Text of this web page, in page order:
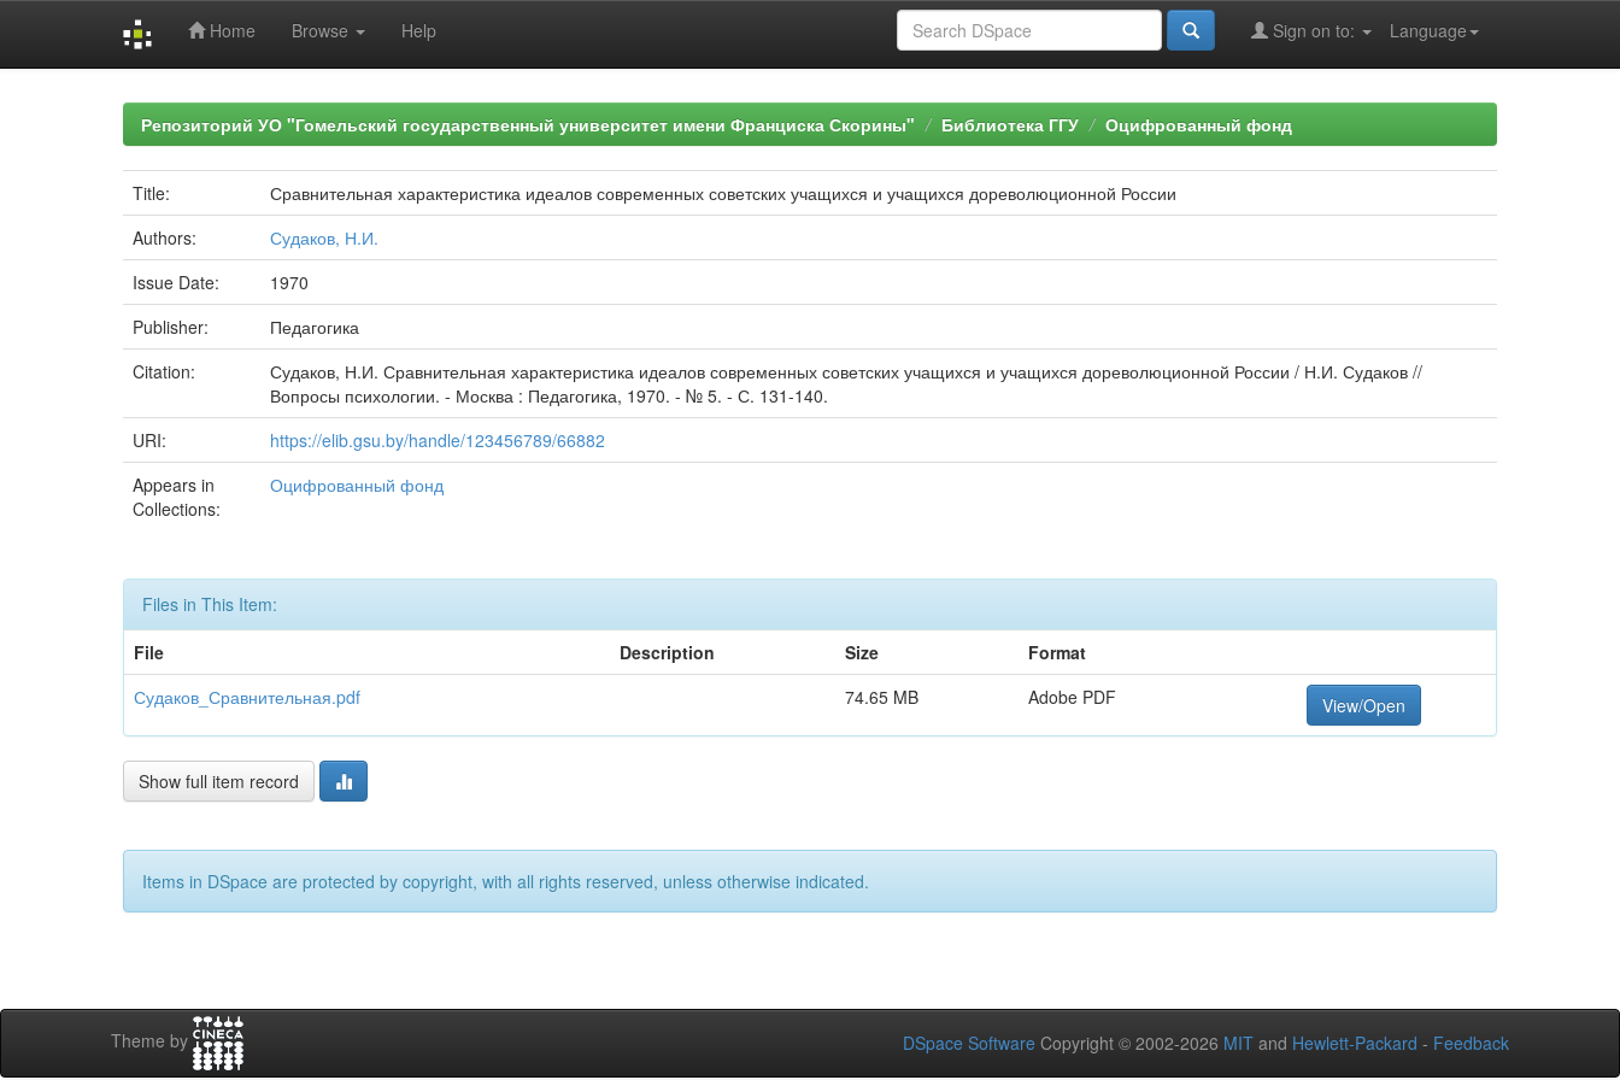
Home Browse Help Language
Sign on to:
Репозиторий УО "Гомельский государственный университет имени Франциска Скорины" Библиотека ГГУ Оцифрованный фонд
Title:
Сравнительная характеристика идеалов современных советских учащихся и учащихся дореволюционной России
Authors:
Судаков, Н.И.
Issue Date:
1970
Publisher:
Педагогика
Citation:
Судаков, Н.И. Сравнительная характеристика идеалов современных советских учащихся и учащихся дореволюционной России / Н.И. Судаков //
Вопросы психологии. - Москва : Педагогика, 1970. - № 5. - С. 131-140.
URI:
https://elib.gsu.by/handle/123456789/66882
Appears in
Collections:
Оцифрованный фонд
Files in This Item:
File
Description Size
Format
Судаков_Сравнительная.pdf
74.65 MB Adobe PDF View/Open
Show full item record
Items in DSpace are protected by copyright, with all rights reserved, unless otherwise indicated.
Theme by DSpace Software Copyright © 2002-2026 MIT and Hewlett-Packard - Feedback